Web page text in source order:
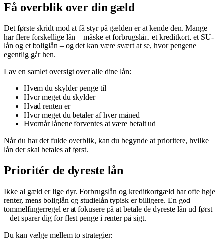
Få overblik over din gæld
Det første skridt mod at få styr på gælden er at kende den. Mange
har flere forskellige lån – måske et forbrugslån, et kreditkort, et SU-
lån og et boliglån – og det kan være svært at se, hvor pengene
egentlig går hen.
Lav en samlet oversigt over alle dine lån:
Hvem du skylder penge til
Hvor meget du skylder
Hvad renten er
Hvor meget du betaler af hver måned
Hvornår lånene forventes at være betalt ud
Når du har det fulde overblik, kan du begynde at prioritere, hvilke
lån der skal betales af først.
Prioritér de dyreste lån
Ikke al gæld er lige dyr. Forbrugslån og kreditkortgæld har ofte høje
renter, mens boliglån og studielån typisk er billigere. En god
tommelfingerregel er at fokusere på at betale de dyreste lån ud først
– det sparer dig for flest penge i renter på sigt.
Du kan vælge mellem to strategier: